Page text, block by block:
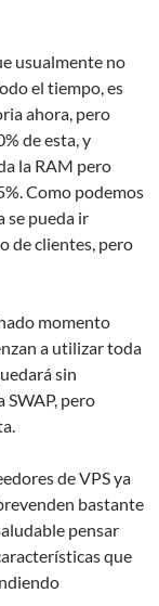
usualmente no
el tiempo, es
ahora, pero
de esta, y
la RAM pero
Como podemos
se pueda ir
de clientes, pero
momento
a utilizar toda
sin
SWAP, pero
de VPS ya
bastante
pensar
que